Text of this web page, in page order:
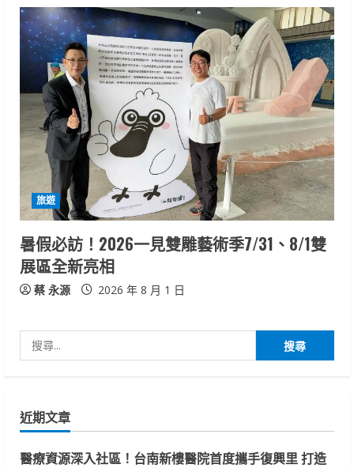
旅遊
暑假必訪！2026一見雙雕藝術季7/31、8/1雙
展區全新亮相
蔡 永源 2026 年 8 月 1 日
尋
字:
近期文章
醫療資源深入社區！台南新樓醫院首度攜手復興里 打造